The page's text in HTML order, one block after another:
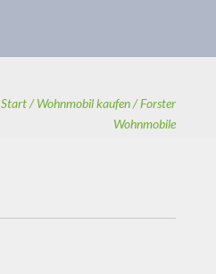
Start / Wohnmobil kaufen /Forster
Wohnmobile